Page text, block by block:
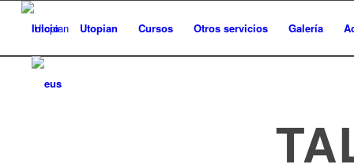
Inicio Utopian Cursos Otros servicios Galería